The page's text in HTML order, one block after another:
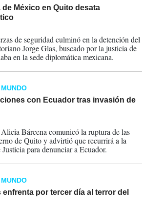
México en Quito desata
de seguridad culminó en la detención del
Jorge Glas, buscado por la justicia de
en la sede diplomática mexicana.
con Ecuador tras invasión de
Bárcena comunicó la ruptura de las
de Quito y advirtió que recurrirá a la
para denunciar a Ecuador.
enfrenta por tercer día al terror del